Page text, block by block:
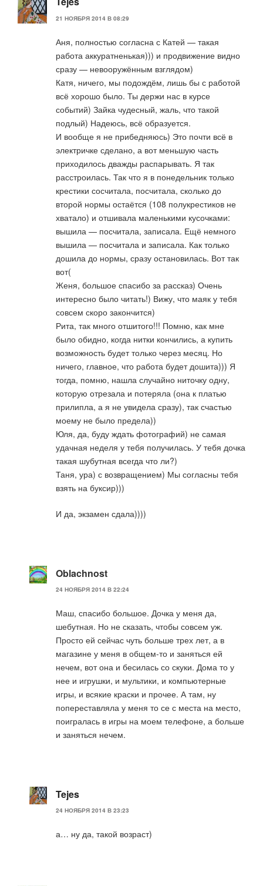
21 НОЯБРЯ 2014 В 08:29
Аня, полностью согласна с Катей — такая
работа аккуратненькая))) и продвижение видно
сразу — невооружённым взглядом)
Катя, ничего, мы подождём, лишь бы с работой
всё хорошо было. Ты держи нас в курсе
событий) Зайка чудесный, жаль, что такой
подлый) Надеюсь, всё образуется.
И вообще я не прибедняюсь) Это почти всё в
электричке сделано, а вот меньшую часть
приходилось дважды распарывать. Я так
расстроилась. Так что я в понедельник только
крестики сосчитала, посчитала, сколько до
второй нормы остаётся (108 полукрестиков не
хватало) и отшивала маленькими кусочками:
вышила — посчитала, записала. Ещё немного
вышила — посчитала и записала. Как только
дошила до нормы, сразу остановилась. Вот так
вот(
Женя, большое спасибо за рассказ) Очень
интересно было читать!) Вижу, что маяк у тебя
совсем скоро закончится)
Рита, так много отшитого!!! Помню, как мне
было обидно, когда нитки кончились, а купить
возможность будет только через месяц. Но
ничего, главное, что работа будет дошита))) Я
тогда, помню, нашла случайно ниточку одну,
которую отрезала и потеряла (она к платью
прилипла, а я не увидела сразу), так счастью
моему не было предела))
Юля, да, буду ждать фотографий) не самая
удачная неделя у тебя получилась. У тебя дочка
такая шубутная всегда что ли?)
Таня, ура) с возвращением) Мы согласны тебя
взять на буксир)))
И да, экзамен сдала))))
Oblachnost
24 НОЯБРЯ 2014 В 22:24
Маш, спасибо большое. Дочка у меня да,
шебутная. Но не сказать, чтобы совсем уж.
Просто ей сейчас чуть больше трех лет, а в
магазине у меня в общем-то и заняться ей
нечем, вот она и бесилась со скуки. Дома то у
нее и игрушки, и мультики, и компьютерные
игры, и всякие краски и прочее. А там, ну
попереставляла у меня то се с места на место,
поигралась в игры на моем телефоне, а больше
и заняться нечем.
Tejes
24 НОЯБРЯ 2014 В 23:23
а… ну да, такой возраст)